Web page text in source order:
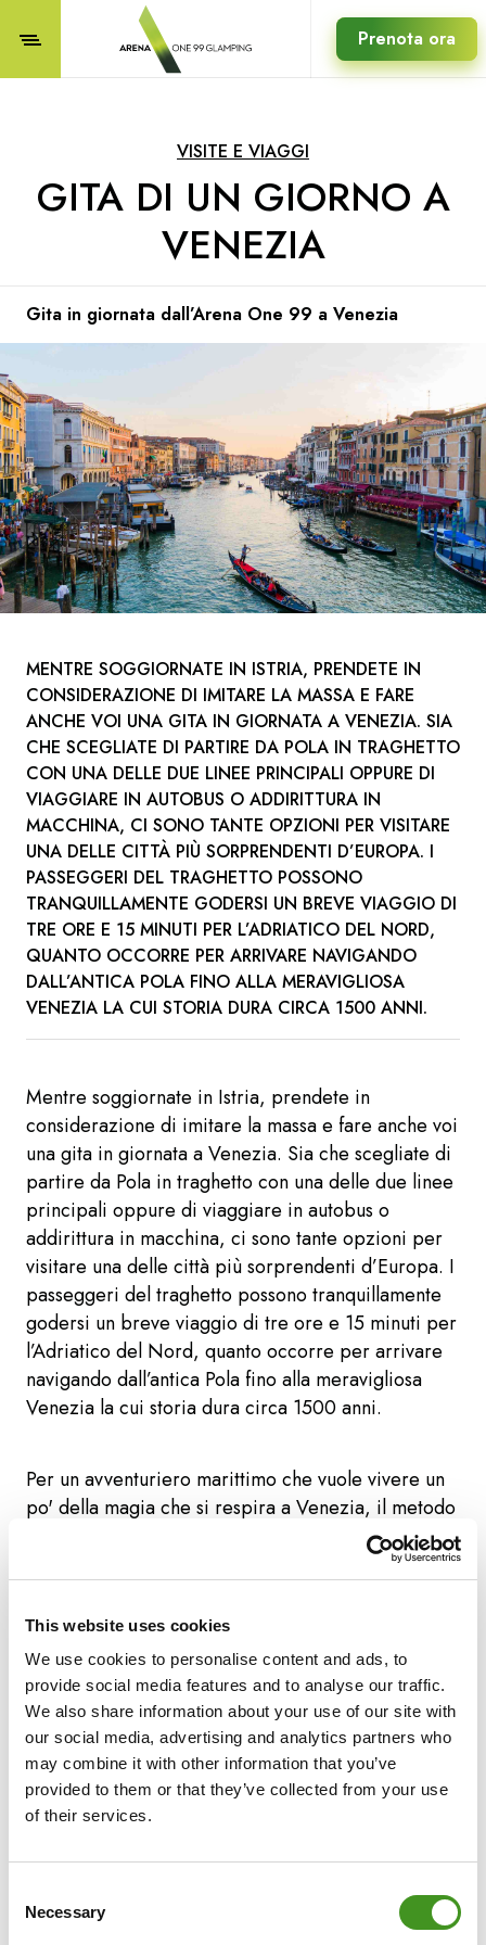
This website uses cookies
We use cookies to personalise content and ads, to
provide social media features and to analyse our traffic.
We also share information about your use of our site with
our social media, advertising and analytics partners who
may combine it with other information that you’ve
provided to them or that they’ve collected from your use
of their services.
Selection
Necessary
Prenota ora
VISITE E VIAGGI
GITA DI UN GIORNO A
VENEZIA
Gita in giornata dall’Arena One 99 a Venezia
MENTRE SOGGIORNATE IN ISTRIA, PRENDETE IN
CONSIDERAZIONE DI IMITARE LA MASSA E FARE
ANCHE VOI UNA GITA IN GIORNATA A VENEZIA. SIA
CHE SCEGLIATE DI PARTIRE DA POLA IN TRAGHETTO
CON UNA DELLE DUE LINEE PRINCIPALI OPPURE DI
VIAGGIARE IN AUTOBUS O ADDIRITTURA IN
MACCHINA, CI SONO TANTE OPZIONI PER VISITARE
UNA DELLE CITTÀ PIÙ SORPRENDENTI D’EUROPA. I
PASSEGGERI DEL TRAGHETTO POSSONO
TRANQUILLAMENTE GODERSI UN BREVE VIAGGIO DI
TRE ORE E 15 MINUTI PER L’ADRIATICO DEL NORD,
QUANTO OCCORRE PER ARRIVARE NAVIGANDO
DALL’ANTICA POLA FINO ALLA MERAVIGLIOSA
VENEZIA LA CUI STORIA DURA CIRCA 1500 ANNI.
Mentre soggiornate in Istria, prendete in
considerazione di imitare la massa e fare anche voi
una gita in giornata a Venezia. Sia che scegliate di
partire da Pola in traghetto con una delle due linee
principali oppure di viaggiare in autobus o
addirittura in macchina, ci sono tante opzioni per
visitare una delle città più sorprendenti d’Europa. I
passeggeri del traghetto possono tranquillamente
godersi un breve viaggio di tre ore e 15 minuti per
l’Adriatico del Nord, quanto occorre per arrivare
navigando dall’antica Pola fino alla meravigliosa
Venezia la cui storia dura circa 1500 anni.
Per un avventuriero marittimo che vuole vivere un
po' della magia che si respira a Venezia, il metodo
più semplice per arrivare da Pola a Venezia
potrebbe essere prendere un catamarano. Per
disposizione diverse partenze settimanali tra le
due città.
I viaggiatori che preferiscono vivere l'esperienza
delle strade principali e secondarie lungo la costa
adriatica possono noleggiare una macchina o
prendere il pullman.
turistiche più visitate del mondo. Costruita su 117
isole e isolotti, la città ha più di 150 canali e 400